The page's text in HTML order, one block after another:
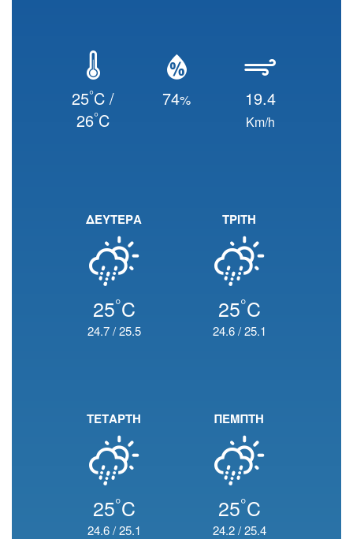
25°C /
26°C
74% 19.4
Km/h
ΔΕΥΤΕΡΑ
25°C
24.7/25.5
ΤΡΙΤΗ
25°C
24.6/25.1
ΤΕΤΑΡΤΗ
25°C
24.6/25.1
ΠΕΜΠΤΗ
25°C
24.2/25.4